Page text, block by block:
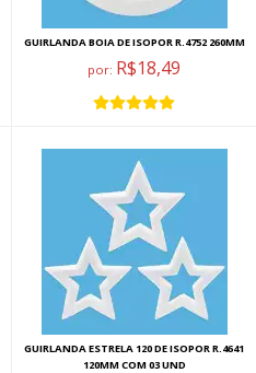
GUIRLANDA BOIA DE ISOPOR R.4752 260MM
por: R$18,49
GUIRLANDA ESTRELA 120 DE ISOPOR R.4641
120MM COM 03 UND